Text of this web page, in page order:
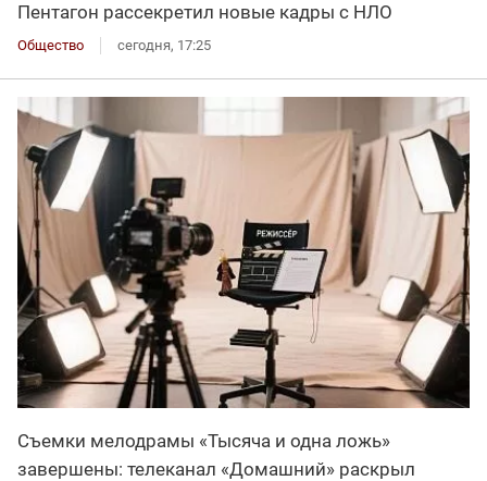
Пентагон рассекретил новые кадры с НЛО
Общество сегодня, 17:25
Съемки мелодрамы «Тысяча и одна ложь»
завершены: телеканал «Домашний» раскрыл